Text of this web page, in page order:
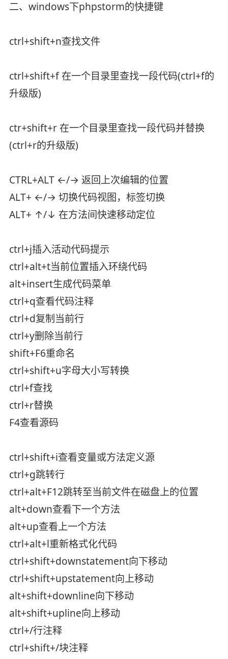
二、windows下phpstorm的快捷键
ctrl+shift+n查找文件
ctrl+shift+f 在一个目录里查找一段代码(ctrl+f的
升级版)
ctr+shift+r 在一个目录里查找一段代码并替换
(ctrl+r的升级版)
CTRL+ALT ←/→ 返回上次编辑的位置
ALT+ ←/→ 切换代码视图，标签切换
ALT+ ↑/↓ 在方法间快速移动定位
ctrl+j插入活动代码提示
ctrl+alt+t当前位置插入环绕代码
alt+insert生成代码菜单
ctrl+q查看代码注释
ctrl+d复制当前行
ctrl+y删除当前行
shift+F6重命名
ctrl+shift+u字母大小写转换
ctrl+f查找
ctrl+r替换
F4查看源码
ctrl+shift+i查看变量或方法定义源
ctrl+g跳转行
ctrl+alt+F12跳转至当前文件在磁盘上的位置
alt+down查看下一个方法
alt+up查看上一个方法
ctrl+alt+l重新格式化代码
ctrl+shift+downstatement向下移动
ctrl+shift+upstatement向上移动
alt+shift+downline向下移动
alt+shift+upline向上移动
ctrl+/行注释
ctrl+shift+/块注释